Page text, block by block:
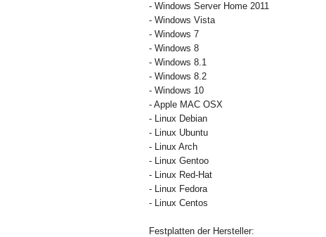
- Windows Server Home 2011
- Windows Vista
- Windows 7
- Windows 8
- Windows 8.1
- Windows 8.2
- Windows 10
- Apple MAC OSX
- Linux Debian
- Linux Ubuntu
- Linux Arch
- Linux Gentoo
- Linux Red-Hat
- Linux Fedora
- Linux Centos
Festplatten der Hersteller: